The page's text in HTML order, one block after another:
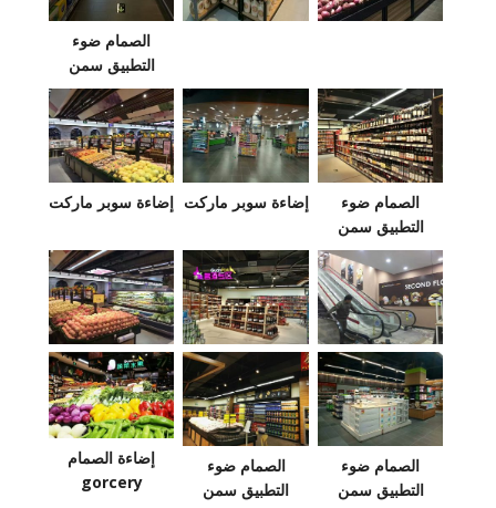
الصمام ضوء
التطبيق سمن
إضاءة سوبر ماركت إضاءة سوبر ماركت
الصمام ضوء
التطبيق سمن
إضاءة الصمام
gorcery
الصمام ضوء
التطبيق سمن
الصمام ضوء
التطبيق سمن